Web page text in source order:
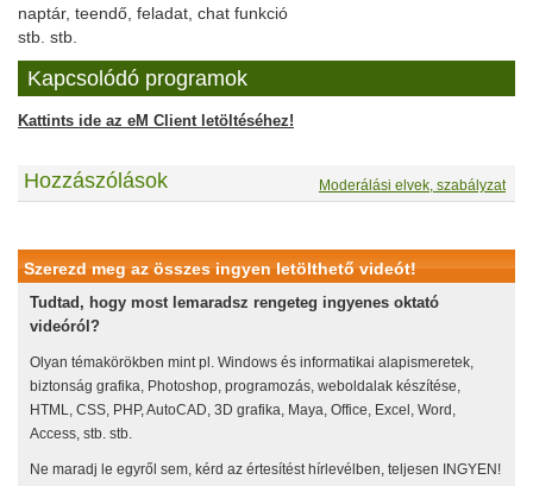
naptár, teendő, feladat, chat funkció
stb. stb.
Kapcsolódó programok
Kattints ide az eM Client letöltéséhez!
Hozzászólások Moderálási elvek, szabályzat
Szerezd meg az összes ingyen letölthető videót!
Tudtad, hogy most lemaradsz rengeteg ingyenes oktató
videóról?
Olyan témakörökben mint pl. Windows és informatikai alapismeretek,
biztonság grafika, Photoshop, programozás, weboldalak készítése,
HTML, CSS, PHP, AutoCAD, 3D grafika, Maya, Office, Excel, Word,
Access, stb. stb.
Ne maradj le egyről sem, kérd az értesítést hírlevélben, teljesen INGYEN!